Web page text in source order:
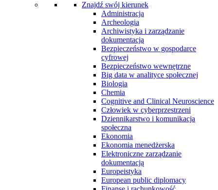
Znajdź swój kierunek
Administracja
Archeologia
Archiwistyka i zarządzanie
dokumentacją
Bezpieczeństwo w gospodarce
cyfrowej
Bezpieczeństwo wewnętrzne
Big data w analityce społecznej
Biologia
Chemia
Cognitive and Clinical Neuroscience
Człowiek w cyberprzestrzeni
Dziennikarstwo i komunikacja
społeczna
Ekonomia
Ekonomia menedżerska
Elektroniczne zarządzanie
dokumentacją
Europeistyka
European public diplomacy